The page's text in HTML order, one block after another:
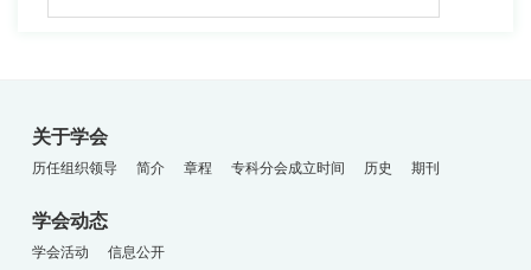
关于学会
历任组织领导 简介 章程 专科分会成立时间 历史 期刊
学会动态
学会活动 信息公开